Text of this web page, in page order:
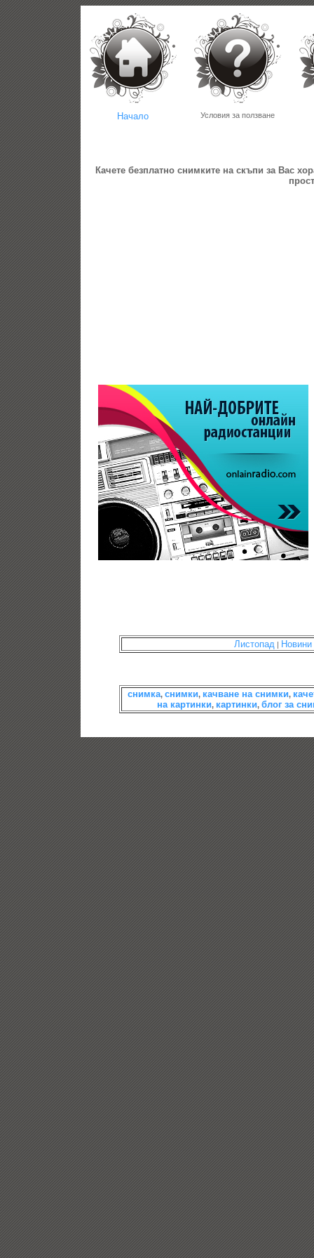
Начало Условия за ползване
Качете безплатно снимкитена скъпи за Вас
Листопад |
снимка, снимки, качване на снимки,
на картинки, картинки, блог за